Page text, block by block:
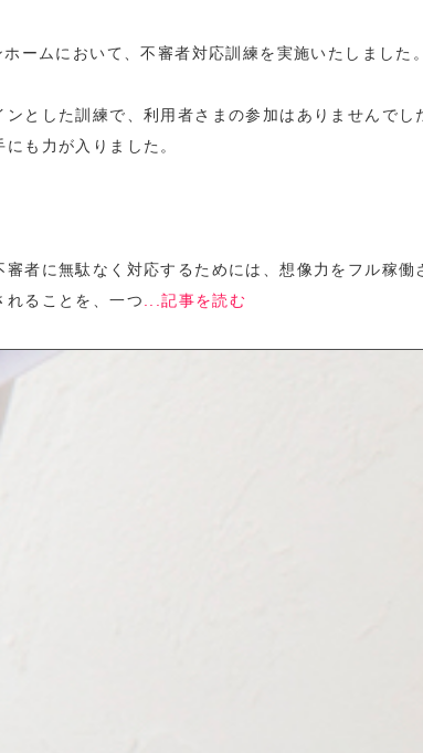
ームにおいて、不審者対応訓練を実施いたしました。
とした訓練で、利用者さまの参加はありませんで
も力が入りました。
者に無駄なく対応するためには、想像力をフル稼
れることを、一つ
...記事を読む